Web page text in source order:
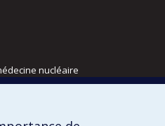
nucléaire